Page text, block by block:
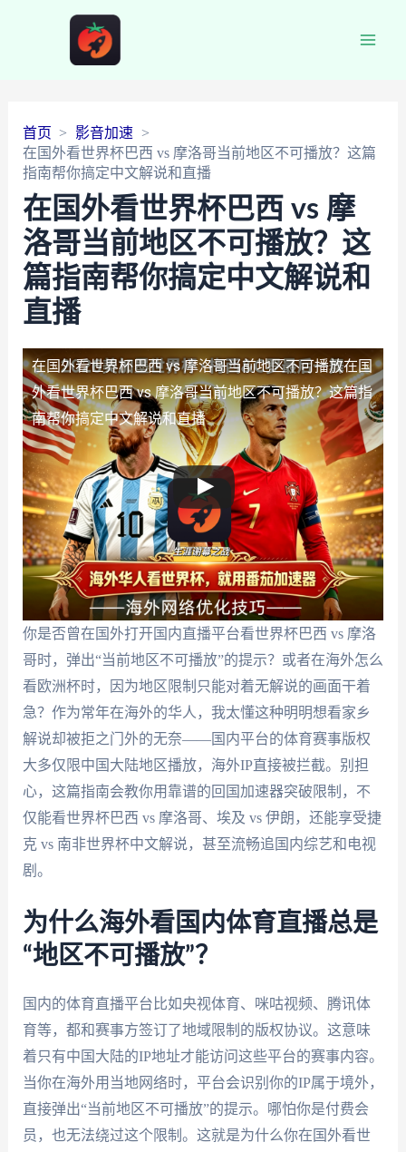
首页
影音加速
在国外看世界杯巴西 vs 摩洛哥当前地区不可播放？这篇
指南帮你搞定中文解说和直播
在国外看世界杯巴西 vs 摩
洛哥当前地区不可播放？这
篇指南帮你搞定中文解说和
直播
在国外看世界杯巴西 vs 摩洛哥当前地区不可播放在国
外看世界杯巴西 vs 摩洛哥当前地区不可播放？这篇指
南帮你搞定中文解说和直播
你是否曾在国外打开国内直播平台看世界杯巴西 vs 摩洛
哥时，弹出“当前地区不可播放”的提示？或者在海外怎么
看欧洲杯时，因为地区限制只能对着无解说的画面干着
急？作为常年在海外的华人，我太懂这种明明想看家乡
解说却被拒之门外的无奈——国内平台的体育赛事版权
大多仅限中国大陆地区播放，海外IP直接被拦截。别担
心，这篇指南会教你用靠谱的回国加速器突破限制，不
仅能看世界杯巴西 vs 摩洛哥、埃及 vs 伊朗，还能享受捷
克 vs 南非世界杯中文解说，甚至流畅追国内综艺和电视
剧。
为什么海外看国内体育直播总是
“地区不可播放”？
国内的体育直播平台比如央视体育、咪咕视频、腾讯体
育等，都和赛事方签订了地域限制的版权协议。这意味
着只有中国大陆的IP地址才能访问这些平台的赛事内容。
当你在海外用当地网络时，平台会识别你的IP属于境外，
直接弹出“当前地区不可播放”的提示。哪怕你是付费会
员，也无法绕过这个限制。这就是为什么你在国外看世